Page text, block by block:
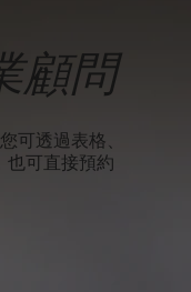
顧問
可透過表格、
也可直接預約